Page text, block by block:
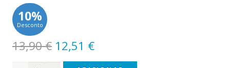
10%
Desconto
13,90€ O
preço
12,51 €O
preço